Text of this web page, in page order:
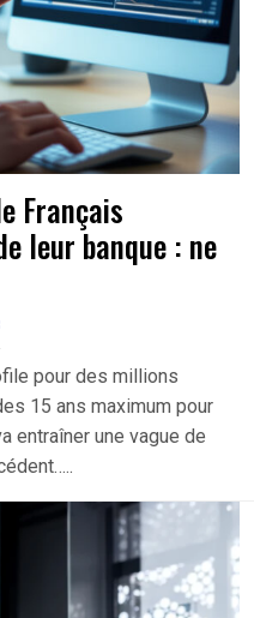
Français
leur banque : ne
pour des millions
15 ans maximum pour
entraîner une vague de